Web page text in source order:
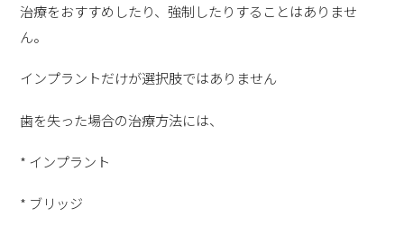
治療をおすすめしたり、強制したりすることはありませ
ん。
インプラントだけが選択肢ではありません
歯を失った場合の治療方法には、
* インプラント
* ブリッジ